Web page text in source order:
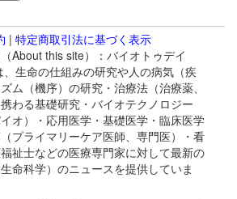
| 特定商取引法に基づく表示
About this site）：バイオトゥデイ
、生命の仕組みの研究や人の病気（疾
ム（機序）の研究・治療法（治療薬、
わる基礎研究・バイオテクノロジー
イオ）・応用医学・基礎医学・臨床医学
プライマリーケア医師、専門医）・看
祉士などの医療専門家に対して最新の
命科学）のニュースを提供していま